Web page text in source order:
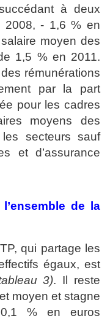
à deux
2008, - 1,6 % en
moyen des
1,5 % en 2011.
rémunérations
par la part
pour les cadres
moyens des
secteurs sauf
et d’assurance
de la
qui partage les
égaux, est
3). Il reste
moyen et stagne
% en euros